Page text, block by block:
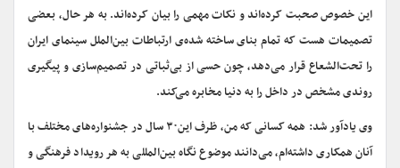
این خصوص صحبت کرده‌اند و نکات مهمی را بیان کرده‌اند. به هر حال، بعضی
تصمیمات هست که تمام بنای ساخته شده‌ی ارتباطات بین‌الملل سینمای ایران
را تحت‌الشعاع قرار می‌دهد، چون حسی از بی‌ثباتی در تصمیم‌سازی و پیگیری
روندی مشخص در داخل را به دنیا مخابره می‌کند.
وی یادآور شد: همه کسانی که من، ظرف این۳۰ سال در جشنواره‌های مختلف با
آنان همکاری داشته‌ام، می‌دانند موضوع نگاه بین‌المللی به هر رویداد فرهنگی و